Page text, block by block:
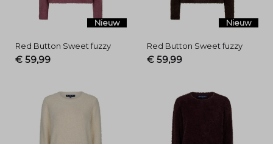
Nieuw
Red Button Sweet fuzzy
€ 59,99
Nieuw
Red Button Sweet fuzzy
€ 59,99